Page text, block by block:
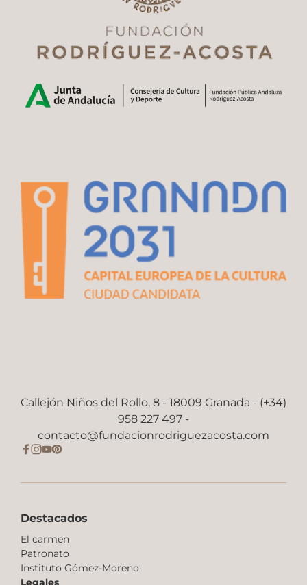
Callejón Niños del Rollo, 8 - 18009 Granada - (+34)
958 227 497 -
contacto@fundacionrodriguezacosta.com
Destacados
El carmen
Patronato
Instituto Gómez-Moreno
Legales